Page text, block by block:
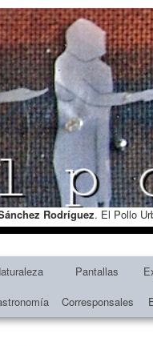
Rodríguez. El Pollo
Pantallas
Corresponsales